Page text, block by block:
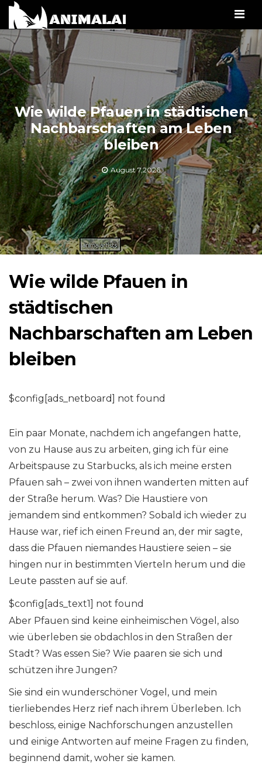
Wie wilde Pfauen in städtischen
Nachbarschaften am Leben
bleiben
August 7,2026
Wie wilde Pfauen in
städtischen
Nachbarschaften am Leben
bleiben
$config[ads_netboard] not found
Ein paar Monate, nachdem ich angefangen hatte,
von zu Hause aus zu arbeiten, ging ich für eine
Arbeitspause zu Starbucks, als ich meine ersten
Pfauen sah – zwei von ihnen wanderten mitten auf
der Straße herum. Was? Die Haustiere von
jemandem sind entkommen? Sobald ich wieder zu
Hause war, rief ich einen Freund an, der mir sagte,
dass die Pfauen niemandes Haustiere seien – sie
hingen nur in bestimmten Vierteln herum und die
Leute passten auf sie auf.
$config[ads_text1] not found
Aber Pfauen sind keine einheimischen Vögel, also
wie überleben sie obdachlos in den Straßen der
Stadt? Was essen Sie? Wie paaren sie sich und
schützen ihre Jungen?
Sie sind ein wunderschöner Vogel, und mein
tierliebendes Herz rief nach ihrem Überleben. Ich
beschloss, einige Nachforschungen anzustellen
und einige Antworten auf meine Fragen zu finden,
beginnend damit, woher sie kamen.